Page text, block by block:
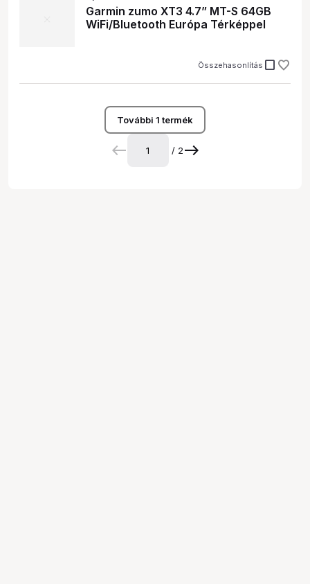
Garmin zumo XT3 4.7” MT-S 64GB
WiFi/Bluetooth Európa Térképpel
Összehasonlítás check_box_outline_blank
További 1 termék
/ 2